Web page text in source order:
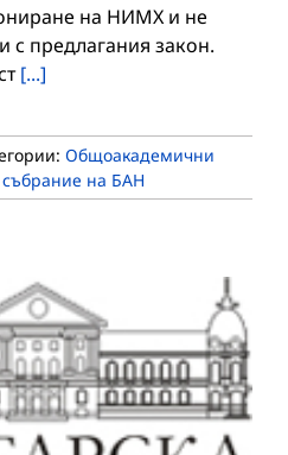
на НИМХ и не
с предлагания закон.
[...]
Общоакадемични
на БАН